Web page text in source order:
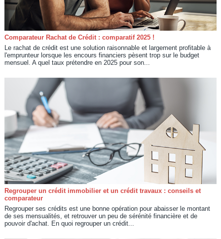
Comparateur Rachat de Crédit : comparatif 2025 !
Le rachat de crédit est une solution raisonnable et largement profitable à
l'emprunteur lorsque les encours financiers pèsent trop sur le budget
mensuel. A quel taux prétendre en 2025 pour son...
Regrouper un crédit immobilier et un crédit travaux : conseils et
comparateur
Regrouper ses crédits est une bonne opération pour abaisser le montant
de ses mensualités, et retrouver un peu de sérénité financière et de
pouvoir d'achat. En quoi regrouper un crédit...